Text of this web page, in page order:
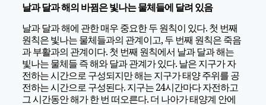
날과 달과 해의 바뀜은 빛나는 물체들에 달려 있음
날과 달과 해에 관한 매우 중요한 두 원칙이 있다. 첫 번째
원칙은 빛나는 물체들과의 관계이고, 두 번째 원칙은 죽음
과 부활과의 관계이다. 첫 번째 원칙에서 날과 달과 해는
빛나는 물체들 즉 해와 달과 관계가 있다. 날은 지구가 자
전하는 시간으로 구성되지만 해는 지구가 태양 주위를 공
전하는 시간으로 구성된다. 지구는 24시간마다 자전하고
그 시간동안 해가 한 번 떠오른다. 더 나아가 태양계 안에